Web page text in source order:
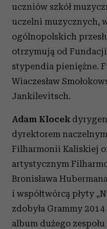
uczniów szkół
uczelni muzycznych,
ogólnopolskich
otrzymują od
stypendia pieniężne.
Wiaczesław
Jankilevitsch.
Adam Klocek
dyrektorem
Filharmonii Kaliskiej
artystycznym
Bronisława
i współtwórcą płyty
zdobyła Grammy
album dużego